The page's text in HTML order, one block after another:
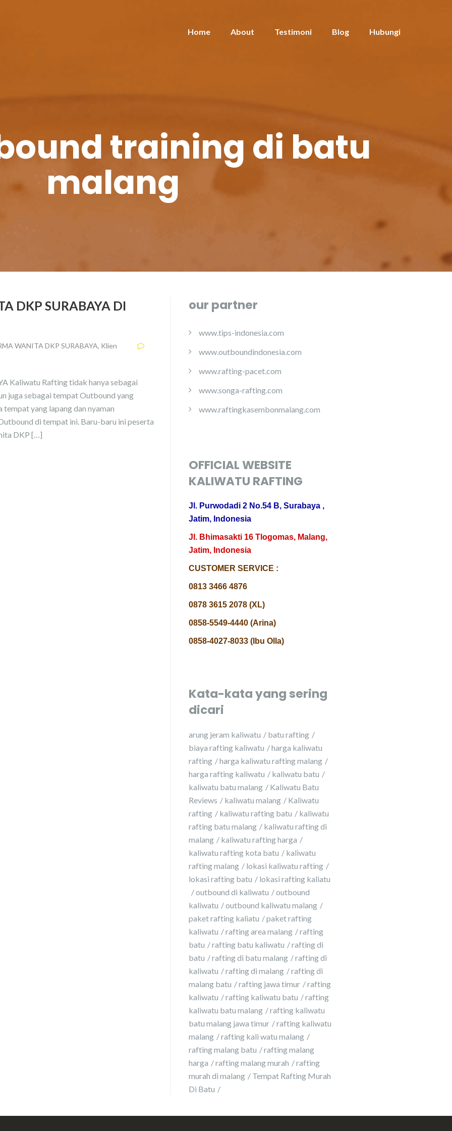
Home About Testimoni Blog Hubungi
training di batu
malang
DKP SURABAYA DI
WANITA DKP SURABAYA, Klien
Kaliwatu Rafting tidak hanya sebagai
juga sebagai tempat Outbound yang
yang lapang dan nyaman
di tempat ini. Baru-baru ini peserta
DKP […]
our partner
www.tips-indonesia.com
www.outboundindonesia.com
www.rafting-pacet.com
www.songa-rafting.com
www.raftingkasembonmalang.com
OFFICIAL WEBSITE
KALIWATU RAFTING
Jl. Purwodadi 2 No.54 B, Surabaya ,
Jatim, Indonesia
Jl. Bhimasakti 16 Tlogomas, Malang,
Jatim, Indonesia
CUSTOMER SERVICE :
0813 3466 4876
0878 3615 2078 (XL)
0858-5549-4440 (Arina)
0858-4027-8033 (Ibu Olla)
Kata-kata yang sering
dicari
arung jeram kaliwatu
batu rafting
biaya rafting kaliwatu
harga kaliwatu
rafting
harga kaliwatu rafting malang
harga rafting kaliwatu
kaliwatu batu
kaliwatu batu malang
Kaliwatu Batu
Reviews
kaliwatu malang
Kaliwatu
rafting
kaliwatu rafting batu
kaliwatu
rafting batu malang
kaliwatu rafting di
malang
kaliwatu rafting harga
kaliwatu rafting kota batu
kaliwatu
rafting malang
lokasi kaliwatu rafting
lokasi rafting batu
lokasi rafting kaliatu
outbound di kaliwatu
outbound
kaliwatu
outbound kaliwatu malang
paket rafting kaliatu
paket rafting
kaliwatu
rafting area malang
rafting
batu
rafting batu kaliwatu
rafting di
batu
rafting di batu malang
rafting di
kaliwatu
rafting di malang
rafting di
malang batu
rafting jawa timur
rafting
kaliwatu
rafting kaliwatu batu
rafting
kaliwatu batu malang
rafting kaliwatu
batu malang jawa timur
rafting kaliwatu
malang
rafting kali watu malang
rafting malang batu
rafting malang
harga
rafting malang murah
rafting
murah di malang
Tempat Rafting Murah
Di Batu